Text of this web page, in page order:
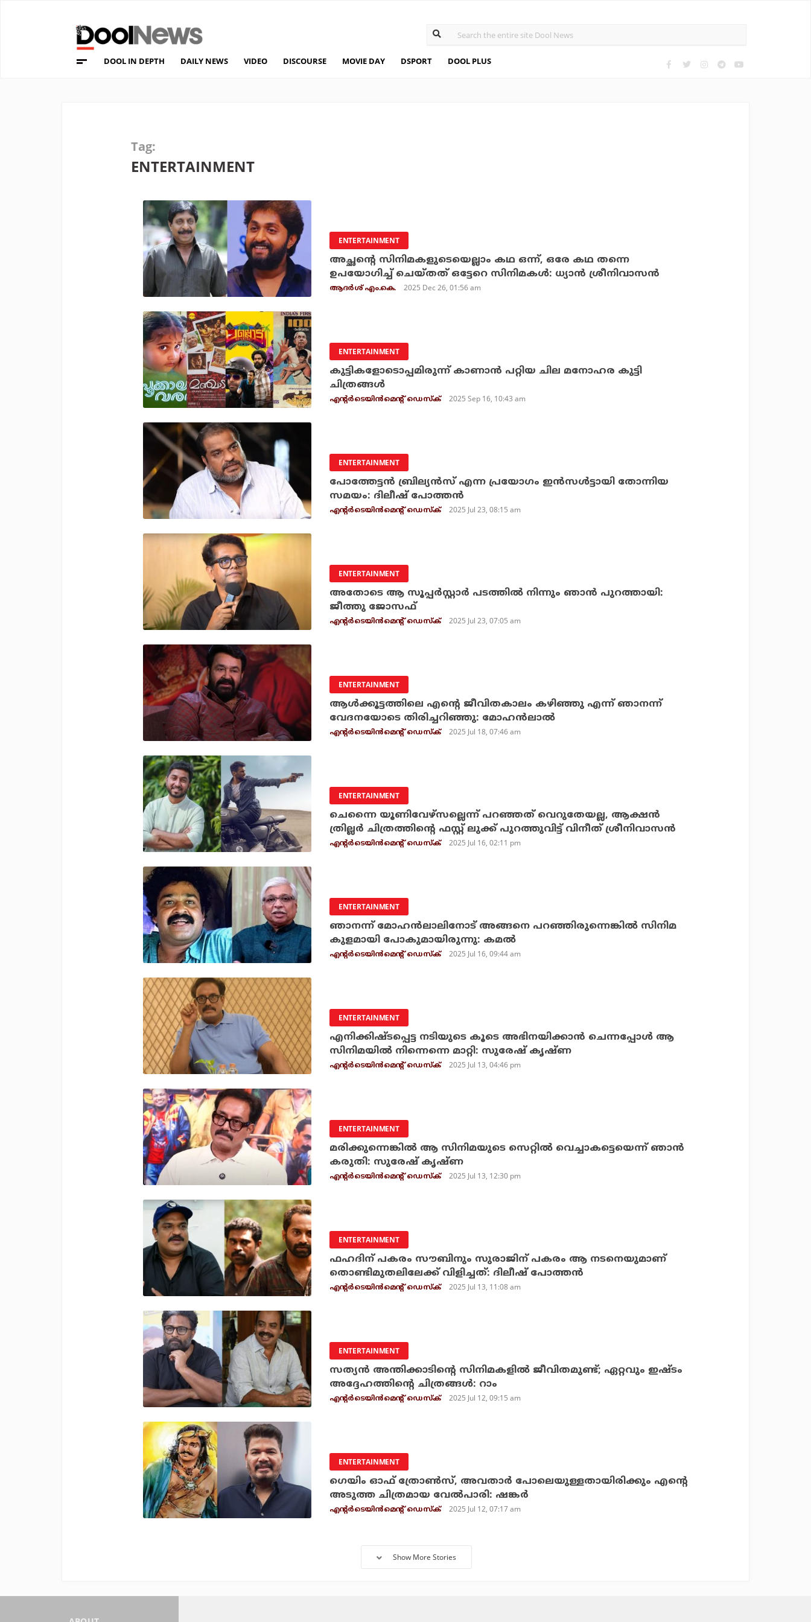
DOOL IN DEPTH DAILY NEWS VIDEO DISCOURSE MOVIE DAY DSPORT DOOL PLUS
Tag:
ENTERTAINMENT
ENTERTAINMENT
അച്ഛന്റെ സിനിമകളുടെയെല്ലാം കഥ ഒന്ന്, ഒരേ കഥ തന്നെ
ഉപയോഗിച്ച് ചെയ്തത് ഒട്ടേറെ സിനിമകള്‍: ധ്യാന്‍ ശ്രീനിവാസന്‍
ആദർശ് എം.കെ. 2025 Dec 26, 01:56 am
ENTERTAINMENT
കുട്ടികളോടൊപ്പമിരുന്ന് കാണാന്‍ പറ്റിയ ചില മനോഹര കുട്ടി
ചിത്രങ്ങള്‍
എന്റര്‍ടെയിന്‍മെന്റ് ഡെസ്‌ക് 2025 Sep 16, 10:43 am
ENTERTAINMENT
പോത്തേട്ടന്‍ ബ്രില്യന്‍സ് എന്ന പ്രയോഗം ഇന്‍സള്‍ട്ടായി തോന്നിയ
സമയം: ദിലീഷ് പോത്തന്‍
എന്റര്‍ടെയിന്‍മെന്റ് ഡെസ്‌ക് 2025 Jul 23, 08:15 am
ENTERTAINMENT
അതോടെ ആ സൂപ്പര്‍സ്റ്റാര്‍ പടത്തില്‍ നിന്നും ഞാന്‍ പുറത്തായി:
ജീത്തു ജോസഫ്
എന്റര്‍ടെയിന്‍മെന്റ് ഡെസ്‌ക് 2025 Jul 23, 07:05 am
ENTERTAINMENT
ആള്‍ക്കൂട്ടത്തിലെ എന്റെ ജീവിതകാലം കഴിഞ്ഞു എന്ന് ഞാനന്ന്
വേദനയോടെ തിരിച്ചറിഞ്ഞു: മോഹന്‍ലാല്‍
എന്റര്‍ടെയിന്‍മെന്റ് ഡെസ്‌ക് 2025 Jul 18, 07:46 am
ENTERTAINMENT
ചെന്നൈ യൂണിവേഴ്‌സല്ലെന്ന് പറഞ്ഞത് വെറുതേയല്ല, ആക്ഷന്‍
ത്രില്ലര്‍ ചിത്രത്തിന്റെ ഫസ്റ്റ് ലുക്ക് പുറത്തുവിട്ട് വിനീത് ശ്രീനിവാസന്‍
എന്റര്‍ടെയിന്‍മെന്റ് ഡെസ്‌ക് 2025 Jul 16, 02:11 pm
ENTERTAINMENT
ഞാനന്ന് മോഹൻലാലിനോട് അങ്ങനെ പറഞ്ഞിരുന്നെങ്കിൽ സിനിമ
കുളമായി പോകുമായിരുന്നു: കമൽ
എന്റര്‍ടെയിന്‍മെന്റ് ഡെസ്‌ക് 2025 Jul 16, 09:44 am
ENTERTAINMENT
എനിക്കിഷ്ടപ്പെട്ട നടിയുടെ കൂടെ അഭിനയിക്കാന്‍ ചെന്നപ്പോള്‍ ആ
സിനിമയില്‍ നിന്നെന്നെ മാറ്റി: സുരേഷ് കൃഷ്ണ
എന്റര്‍ടെയിന്‍മെന്റ് ഡെസ്‌ക് 2025 Jul 13, 04:46 pm
ENTERTAINMENT
മരിക്കുന്നെങ്കില്‍ ആ സിനിമയുടെ സെറ്റില്‍ വെച്ചാകട്ടെയെന്ന് ഞാന്‍
കരുതി: സുരേഷ് കൃഷ്ണ
എന്റര്‍ടെയിന്‍മെന്റ് ഡെസ്‌ക് 2025 Jul 13, 12:30 pm
ENTERTAINMENT
ഫഹദിന് പകരം സൗബിനും സുരാജിന് പകരം ആ നടനെയുമാണ്
തൊണ്ടിമുതലിലേക്ക് വിളിച്ചത്: ദിലീഷ് പോത്തന്‍
എന്റര്‍ടെയിന്‍മെന്റ് ഡെസ്‌ക് 2025 Jul 13, 11:08 am
ENTERTAINMENT
സത്യന്‍ അന്തിക്കാടിന്റെ സിനിമകളില്‍ ജീവിതമുണ്ട്; ഏറ്റവും ഇഷ്ടം
അദ്ദേഹത്തിന്റെ ചിത്രങ്ങള്‍: റാം
എന്റര്‍ടെയിന്‍മെന്റ് ഡെസ്‌ക് 2025 Jul 12, 09:15 am
ENTERTAINMENT
ഗെയിം ഓഫ് ത്രോണ്‍സ്, അവതാര്‍ പോലെയുള്ളതായിരിക്കും എന്റെ
അടുത്ത ചിത്രമായ വേല്‍പാരി: ഷങ്കര്‍
എന്റര്‍ടെയിന്‍മെന്റ് ഡെസ്‌ക് 2025 Jul 12, 07:17 am
Show More Stories